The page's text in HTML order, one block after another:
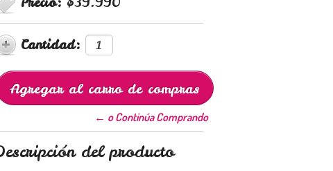
Cantidad:
← o Continúa Comprando
del producto